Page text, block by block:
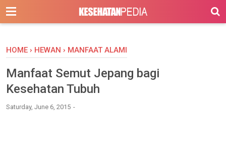
-->
HOME › HEWAN › MANFAAT ALAMI
Manfaat Semut Jepang bagi
Kesehatan Tubuh
Saturday, June 6, 2015